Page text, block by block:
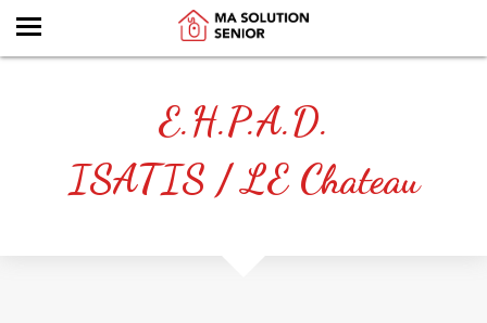
E.H.P.A.D.
ISATIS / LE Chateau